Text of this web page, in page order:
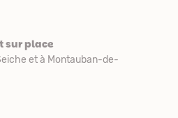
sur place
et à Montauban-de-